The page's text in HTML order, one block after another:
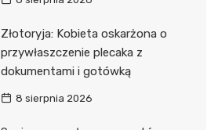
Złotoryja: Kobieta oskarżona o
przywłaszczenie plecaka z
dokumentami i gotówką
8 sierpnia 2026